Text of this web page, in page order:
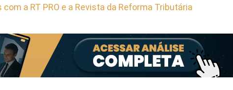
a RT PRO e a Revista da Reforma Tributária